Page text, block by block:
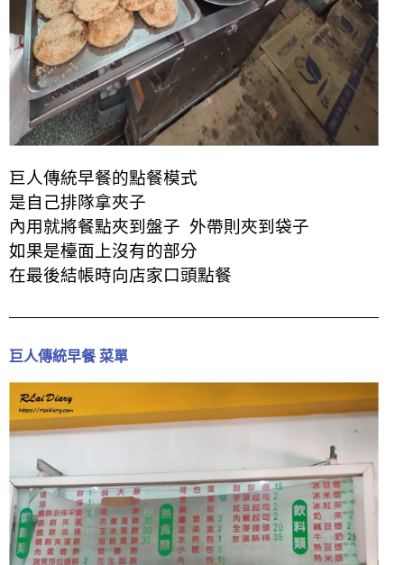
巨人傳統早餐的點餐模式
是自己排隊拿夾子
內用就將餐點夾到盤子 外帶則夾到袋子
如果是檯面上沒有的部分
在最後結帳時向店家口頭點餐
巨人傳統早餐 菜單